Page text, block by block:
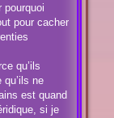
pourquoi
pour cacher
qu’ils
ne
est quand
si je